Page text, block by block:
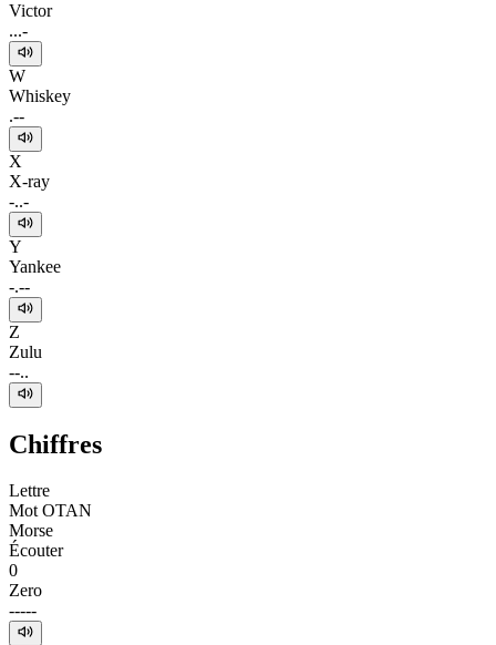
Victor
...-
W
Whiskey
.--
X
X-ray
-..-
Y
Yankee
-.--
Z
Zulu
--..
Chiffres
Lettre
Mot OTAN
Morse
Écouter
0
Zero
-----